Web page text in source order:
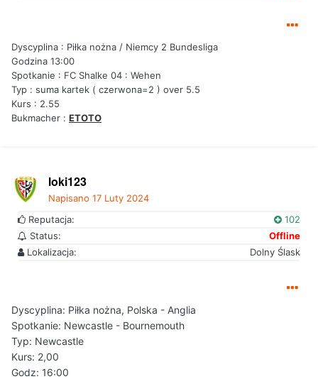
Dyscyplina : Piłka nożna / Niemcy 2 Bundesliga
Godzina 13:00
Spotkanie : FC Shalke 04 : Wehen
Typ : suma kartek ( czerwona=2 ) over 5.5
Kurs : 2.55
Bukmacher : ETOTO
loki123
Napisano 17 Luty 2024
Reputacja:
102
Status:
Offline
Lokalizacja:
Dolny Ślask
Dyscyplina: Piłka nożna, Polska - Anglia
Spotkanie: Newcastle - Bournemouth
Typ: Newcastle
Kurs: 2,00
Godz: 16:00